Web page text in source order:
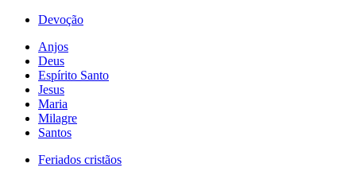
Devoção
Anjos
Deus
Espírito Santo
Jesus
Maria
Milagre
Santos
Feriados cristãos